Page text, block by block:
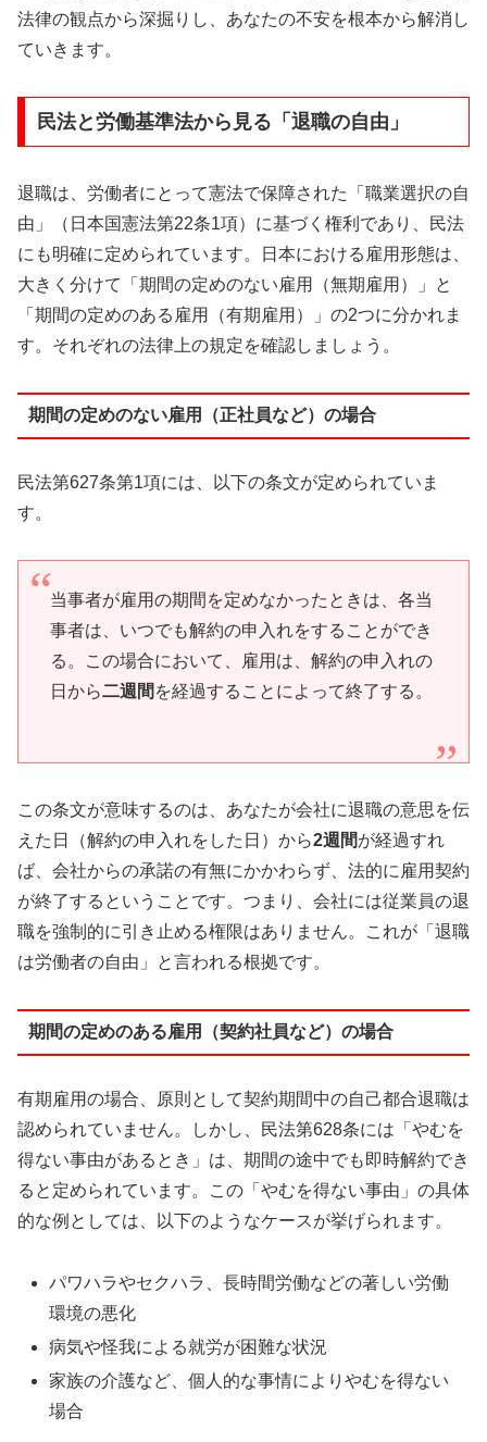
法律の観点から深掘りし、あなたの不安を根本から解消し
ていきます。
民法と労働基準法から見る「退職の自由」
退職は、労働者にとって憲法で保障された「職業選択の自
由」（日本国憲法第22条1項）に基づく権利であり、民法
にも明確に定められています。日本における雇用形態は、
大きく分けて「期間の定めのない雇用（無期雇用）」と
「期間の定めのある雇用（有期雇用）」の2つに分かれま
す。それぞれの法律上の規定を確認しましょう。
期間の定めのない雇用（正社員など）の場合
民法第627条第1項には、以下の条文が定められていま
す。
当事者が雇用の期間を定めなかったときは、各当
事者は、いつでも解約の申入れをすることができ
る。この場合において、雇用は、解約の申入れの
日から二週間 を経過することによって終了する。
この条文が意味するのは、あなたが会社に退職の意思を伝
えた日（解約の申入れをした日）から2週間が経過すれ
ば、会社からの承諾の有無にかかわらず、法的に雇用契約
が終了するということです。つまり、会社には従業員の退
職を強制的に引き止める権限はありません。これが「退職
は労働者の自由」と言われる根拠です。
期間の定めのある雇用（契約社員など）の場合
有期雇用の場合、原則として契約期間中の自己都合退職は
認められていません。しかし、民法第628条には「やむを
得ない事由があるとき」は、期間の途中でも即時解約でき
ると定められています。この「やむを得ない事由」の具体
的な例としては、以下のようなケースが挙げられます。
パワハラやセクハラ、長時間労働などの著しい労働
環境の悪化
病気や怪我による就労が困難な状況
家族の介護など、個人的な事情によりやむを得ない
場合